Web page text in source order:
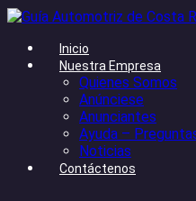
Inicio
Nuestra Empresa
Quienes Somos
Anúnciese
Anunciantes
Ayuda –
Noticias
Contáctenos